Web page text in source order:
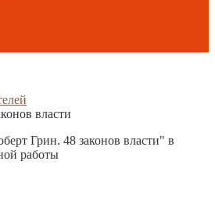
власти
Грин. 48 законов власти" в
работы